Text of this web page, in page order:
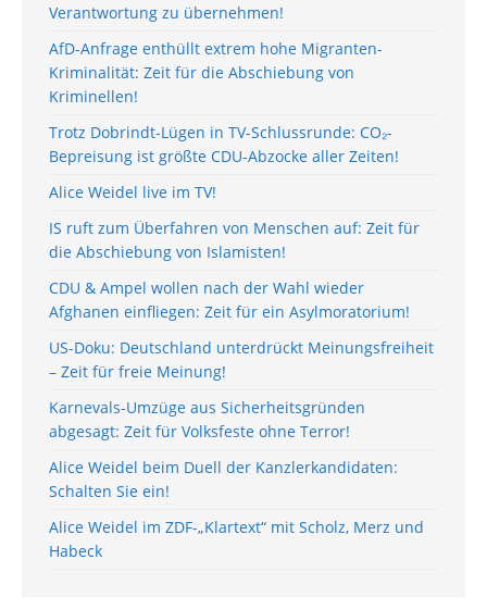
Verantwortung zu übernehmen!
AfD-Anfrage enthüllt extrem hohe Migranten-
Kriminalität: Zeit für die Abschiebung von
Kriminellen!
Trotz Dobrindt-Lügen in TV-Schlussrunde: CO₂-
Bepreisung ist größte CDU-Abzocke aller Zeiten!
Alice Weidel live im TV!
IS ruft zum Überfahren von Menschen auf: Zeit für
die Abschiebung von Islamisten!
CDU & Ampel wollen nach der Wahl wieder
Afghanen einfliegen: Zeit für ein Asylmoratorium!
US-Doku: Deutschland unterdrückt Meinungsfreiheit
– Zeit für freie Meinung!
Karnevals-Umzüge aus Sicherheitsgründen
abgesagt: Zeit für Volksfeste ohne Terror!
Alice Weidel beim Duell der Kanzlerkandidaten:
Schalten Sie ein!
Alice Weidel im ZDF-„Klartext“ mit Scholz, Merz und
Habeck